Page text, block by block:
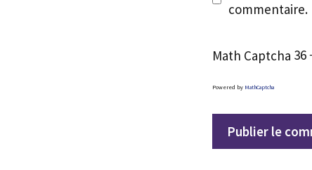
commentaire.
Math Captcha 36
Powered by MathCaptcha